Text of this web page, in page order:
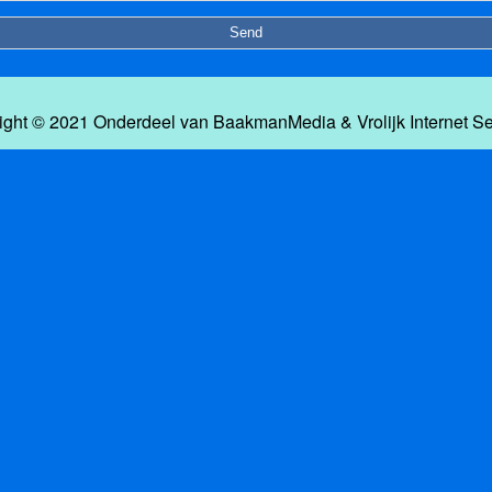
© 2021 Onderdeel van BaakmanMedia& Vrolijk Internet